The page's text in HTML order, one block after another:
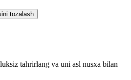
tozalash
tahrirlang va uni asl nusxa bilan